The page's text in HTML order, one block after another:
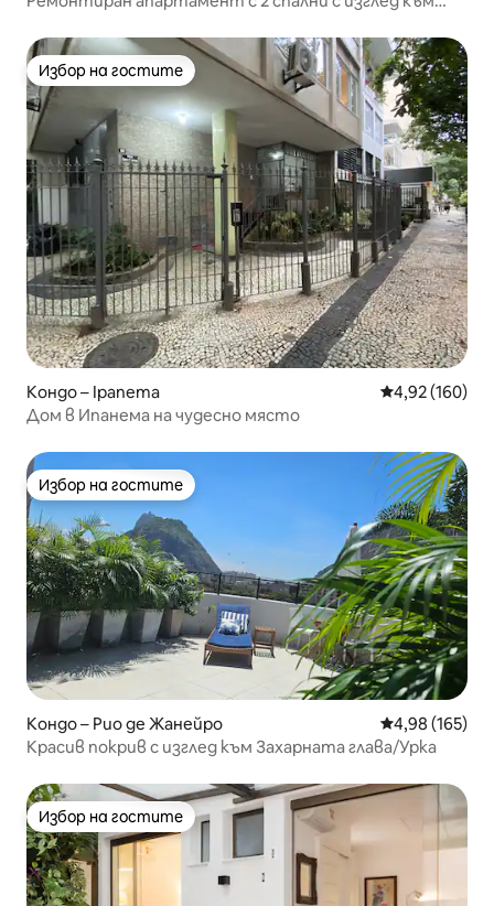
Избор на гостите
Избор на гостите
Кондо – Ipanema Средна
4,92 (160)
Дом в Ипанема на чудесно място
Избор на гостите
Избор на гостите
Кондо – Рио де Жанейро Средна
4,98 (165)
Красив покрив с изглед към Захарната глава/Урка
Избор на гостите
Избор на гостите